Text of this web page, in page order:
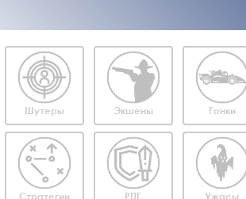
Шутеры Экшены Гонки
Стратегии РПГ Ужасы